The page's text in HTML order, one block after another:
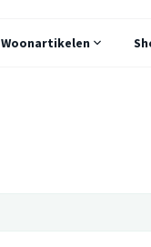
Woonartikelen